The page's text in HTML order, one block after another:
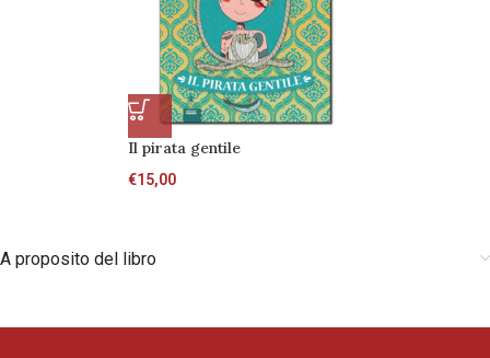
Il pirata gentile
€15,00
A proposito del libro